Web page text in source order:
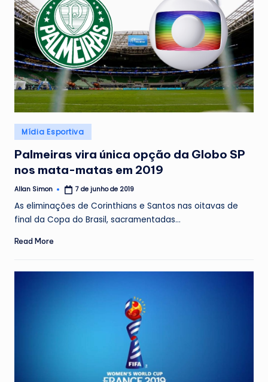
Posted
in
Mídia Esportiva
Palmeiras vira única opção da Globo SP
nos mata-matas em 2019
Posted
Allan Simon 7 de junho de 2019
As eliminações de Corinthians e Santos nas oitavas de
final da Copa do Brasil, sacramentadas…
Read More